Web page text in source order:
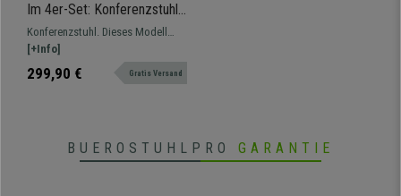
Im 4er-Set: Konferenzstuhl
JAMAIKA, robust und sehr
bequem, atmungsaktiver
Konferenzstuhl. Dieses Modell
besticht durch Design, Komfort
und Funktionstüchtigkeit, 4-
Fußgestell aus Metall, in
[+Info]
299,90 € Gratis Versand
BUEROSTUHLPRO GARANTIE